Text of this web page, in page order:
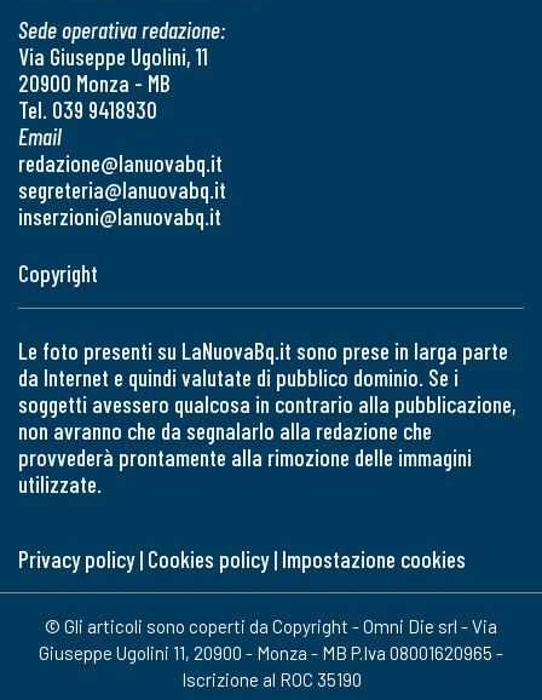
Sede operativa redazione:
Via Giuseppe Ugolini, 11
20900 Monza - MB
Tel. 039 9418930
Email
redazione@lanuovabq.it
segreteria@lanuovabq.it
inserzioni@lanuovabq.it
Copyright
Le foto presenti su LaNuovaBq.it sono prese in larga parte
da Internet e quindi valutate di pubblico dominio. Se i
soggetti avessero qualcosa in contrario alla pubblicazione,
non avranno che da segnalarlo alla redazione che
provvederà prontamente alla rimozione delle immagini
utilizzate.
Privacy policy| Cookies policy| Impostazione cookies
© Gli articoli sono coperti da Copyright - Omni Die srl - Via
Giuseppe Ugolini 11, 20900 - Monza - MB P.Iva 08001620965 -
Iscrizione al ROC 35190